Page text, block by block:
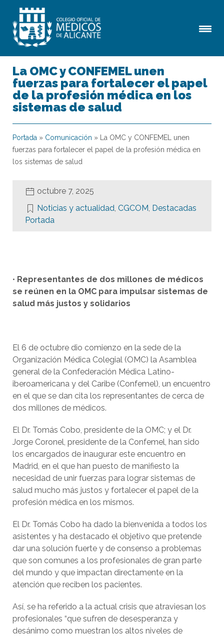
La OMC y CONFEMEL unen
fuerzas para fortalecer el papel
de la profesión médica en los
sistemas de salud
Portada » Comunicación »
La OMC y CONFEMEL unen
fuerzas para fortalecer el papel de la profesión médica en
los sistemas de salud
octubre 7, 2025
Noticias y actualidad, CGCOM, Destacadas
Portada
• Representantes de dos millones de médicos
se reúnen en la OMC para impulsar sistemas de
salud más justos y solidarios
El 6 de octubre dio comienzo en la sede de la
Organización Médica Colegial (OMC) la Asamblea
general de la Confederación Médica Latino-
iberoamericana y del Caribe (Confemel), un encuentro
en el que se dan cita los representantes de cerca de
dos millones de médicos.
El Dr. Tomás Cobo, presidente de la OMC; y el Dr.
Jorge Coronel, presidente de la Confemel, han sido
los encargados de inaugurar este encuentro en
Madrid, en el que han puesto de manifiesto la
necesidad de unir fuerzas para lograr sistemas de
salud mucho más justos y fortalecer el papel de la
profesión médica en los mismos.
El Dr. Tomás Cobo ha dado la bienvenida a todos los
asistentes y ha destacado el objetivo que pretende
dar una solución fuerte y de consenso a problemas
que son comunes a los profesionales de gran parte
del mundo y que impactan directamente en la
atención que reciben los pacientes.
Así, se ha referido a la actual crisis que atraviesan los
profesionales “que sufren de desesperanza y
desánimo como muestran los altos niveles de